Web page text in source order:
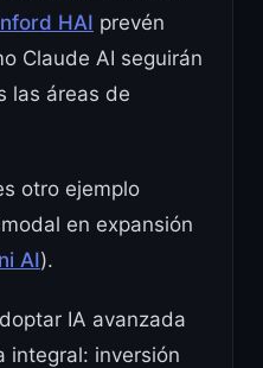
HAI prevén
Claude AI seguirán
las áreas de
otro ejemplo
en expansión
AI).
IA avanzada
integral: inversión